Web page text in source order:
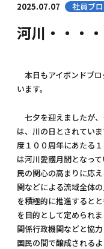
2025.07.07 社員ブ
河川・・・・
本日もアイボンドブ
います。
七夕を迎えましたが
は、川の日とされてい
度１００周年にあたる
は河川愛護月間となっ
民の関心の高まりに応
関などによる流域全体
を積極的に推進すると
を目的として定められ
関係行政機関などと協
国民の間で醸成される